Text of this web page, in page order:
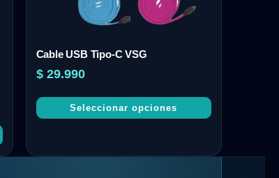
Cable USB Tipo-C VSG
$29.990
Seleccionar opciones